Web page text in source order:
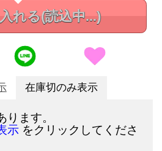
れる(読込中...)
在庫切のみ表示
ます。
示 をクリックしてくださ